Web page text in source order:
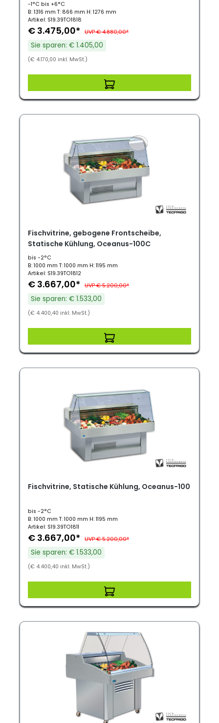
-1°C bis +6°C
B: 1316 mm T: 866 mm H: 1276 mm
Artikel: S19.39TO1818
€ 3.475,00* UVP € 4.880,00*
Sie sparen: € 1.405,00
(€ 4.170,00 inkl. MwSt.)
Fischvitrine, gebogene Frontscheibe,
Statische Kühlung, Oceanus-100C
bis -2°C
B: 1000 mm T: 1000 mm H: 1195 mm
Artikel: S19.39TO1812
€ 3.667,00* UVP € 5.200,00*
Sie sparen: € 1.533,00
(€ 4.400,40 inkl. MwSt.)
Fischvitrine, Statische Kühlung, Oceanus-100
bis -2°C
B: 1000 mm T: 1000 mm H: 1195 mm
Artikel: S19.39TO1811
€ 3.667,00* UVP € 5.200,00*
Sie sparen: € 1.533,00
(€ 4.400,40 inkl. MwSt.)